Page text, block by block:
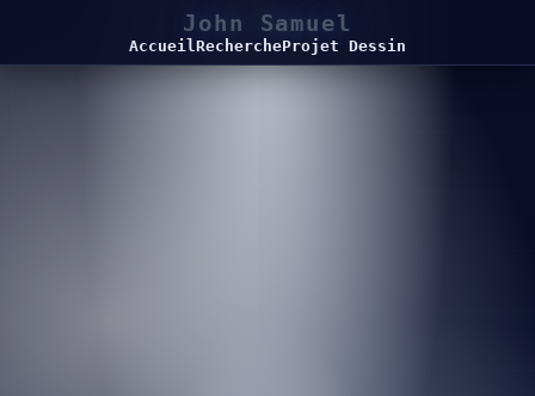
John Samuel
AccueilRechercheProjet Dessin